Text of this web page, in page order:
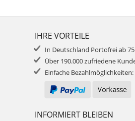
IHRE VORTEILE
In Deutschland Portofrei ab
Über 190.000 zufriedene
Einfache Bezahlmöglichkeiten:
INFORMIERT BLEIBEN